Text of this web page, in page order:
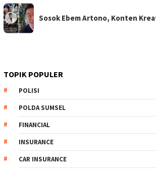
Sosok Ebem Artono, Konten
TOPIK POPULER
POLISI
POLDA SUMSEL
FINANCIAL
INSURANCE
CAR INSURANCE